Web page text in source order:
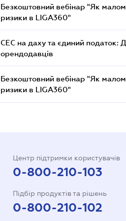
Безкоштовний вебінар "Як
ризики в LIGA360"
СЕС на даху та єдиний податок:
орендодавців
Безкоштовний вебінар "Як
ризики в LIGA360"
Центр підтримки користувачів
0-800-210-103
Підбір продуктів та рішень
0-800-210-102